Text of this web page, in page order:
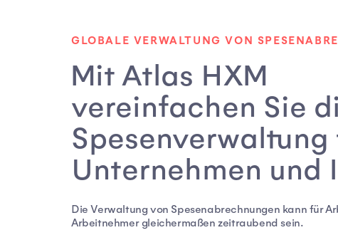
GLOBALE VERWALTUNG VON
Mit Atlas HXM
vereinfachen Sie
Unternehmen und
Die Verwaltung von Spesenabrechnungen kann für
Arbeitnehmer gleichermaßen zeitraubend sein.